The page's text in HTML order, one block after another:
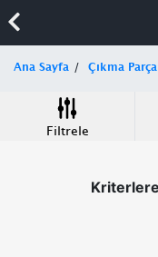
Ana Sayfa Çıkma Parça
Filtrele